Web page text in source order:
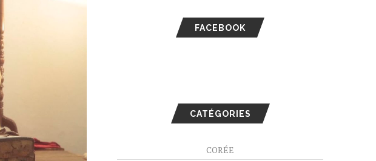
FACEBOOK
CATÉGORIES
CORÉE